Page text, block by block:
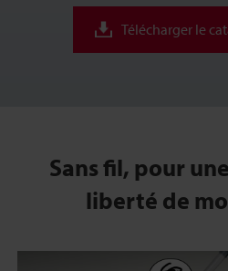
Télécharger le
Sans fil, pour
liberté de